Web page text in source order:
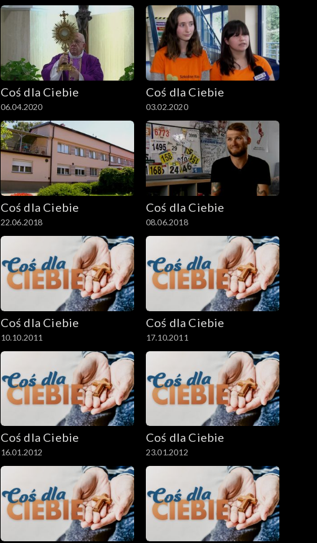
Coś dla Ciebie
06.04.2020
Coś dla Ciebie
03.02.2020
Coś dla Ciebie
22.06.2018
Coś dla Ciebie
08.06.2018
Coś dla Ciebie
10.10.2011
Coś dla Ciebie
17.10.2011
Coś dla Ciebie
16.01.2012
Coś dla Ciebie
23.01.2012